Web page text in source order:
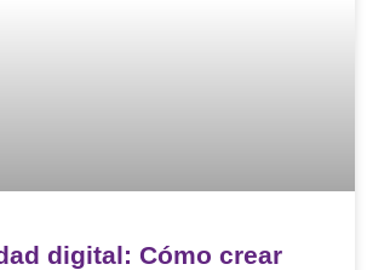
digital: Cómo crear